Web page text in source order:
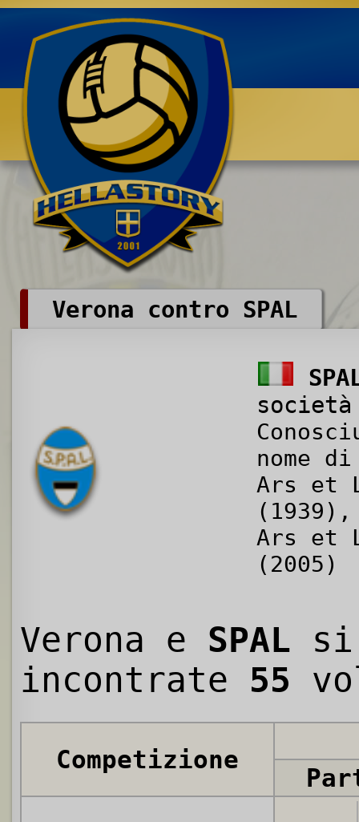
Benvenuti su HELLASTORY.net
Verona contro SPAL
nome
Ars et
Ars et
(2005)
Verona e SPAL si
incontrate 55
Competizione